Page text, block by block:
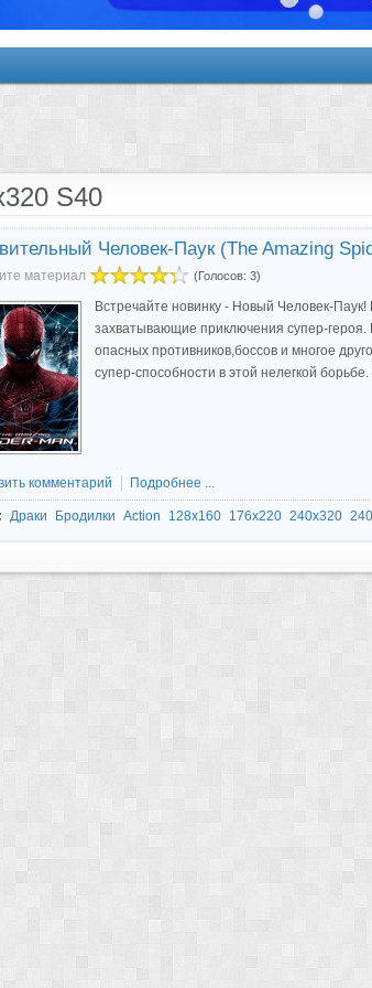
S40
Человек-Паук (The Amazing
материал (Голосов: 3)
Встречайте новинку - Новый Человек-Паук!
захватывающие приключения супер-героя.
опасных противников,боссов и многое
супер-способности в этой нелегкой
комментарий Подробнее ...
Драки Бродилки Action 128x160 176x220 240x320